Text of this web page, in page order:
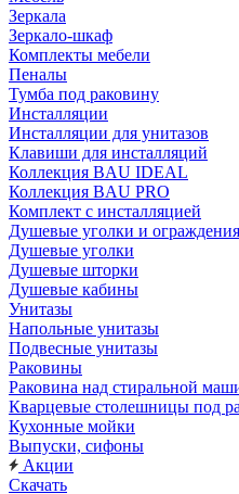
Зеркала
Зеркало-шкаф
Комплекты мебели
Пеналы
Тумба под раковину
Инсталляции
Инсталляции для унитазов
Клавиши для инсталляций
Коллекция BAU IDEAL
Коллекция BAU PRO
Комплект с инсталляцией
Душевые уголки и ограждения
Душевые уголки
Душевые шторки
Душевые кабины
Унитазы
Напольные унитазы
Подвесные унитазы
Раковины
Раковина над стиральной
Кварцевые столешницы под
Кухонные мойки
Выпуски, сифоны
Акции
Скачать